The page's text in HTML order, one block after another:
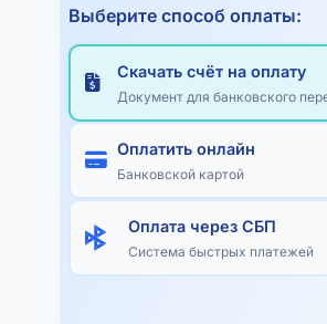
Выберите способ оплаты:
Скачать счёт на оплату
Документ для банковского
Оплатить онлайн
Банковской картой
Оплата через СБП
Система быстрых платежей